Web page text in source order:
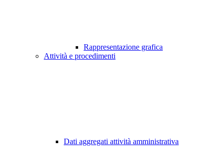
Rappresentazione grafica
Attività e procedimenti
Dati aggregati attività amministrativa